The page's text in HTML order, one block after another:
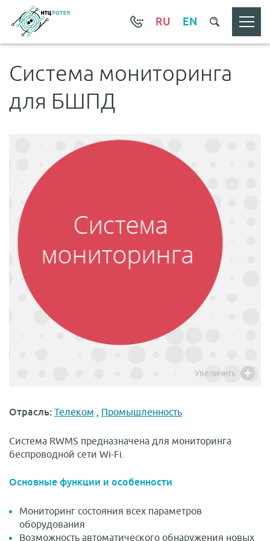
RU EN
Система мониторинга
для БШПД
Увеличить
Отрасль: Телеком Промышленность
Система RWMS предназначена для мониторинга
беспроводной сети Wi-Fi.
Основные функции и особенности
Мониторинг состояния всех параметров
оборудования
Возможность автоматического обнаружения новых